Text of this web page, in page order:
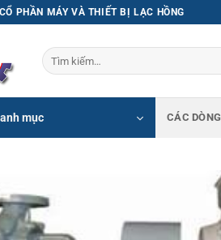
PHẦN MÁY VÀ THIẾT BỊ LẠC HỒNG
Tìm
kiếm:
mục CÁC